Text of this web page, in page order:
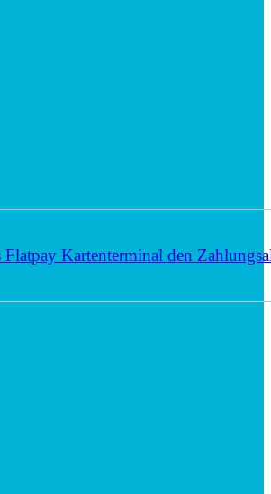
Flatpay Kartenterminal den